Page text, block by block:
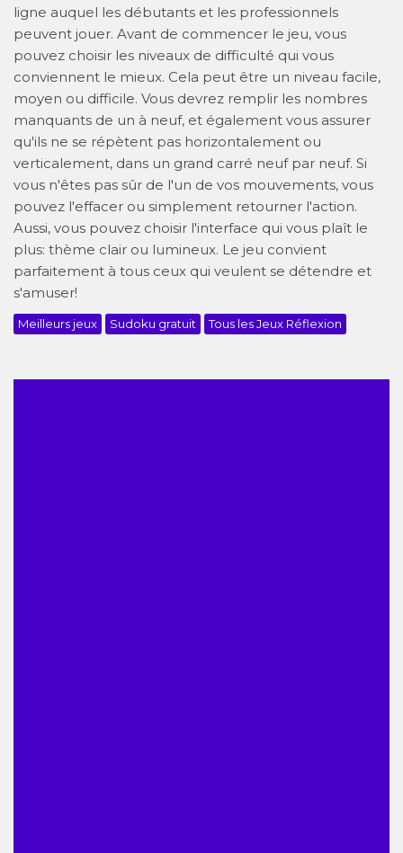
ligne auquel les débutants et les professionnels
peuvent jouer. Avant de commencer le jeu, vous
pouvez choisir les niveaux de difficulté qui vous
conviennent le mieux. Cela peut être un niveau facile,
moyen ou difficile. Vous devrez remplir les nombres
manquants de un à neuf, et également vous assurer
qu'ils ne se répètent pas horizontalement ou
verticalement, dans un grand carré neuf par neuf. Si
vous n'êtes pas sûr de l'un de vos mouvements, vous
pouvez l'effacer ou simplement retourner l'action.
Aussi, vous pouvez choisir l'interface qui vous plaît le
plus: thème clair ou lumineux. Le jeu convient
parfaitement à tous ceux qui veulent se détendre et
s'amuser!
Meilleurs jeux Sudoku gratuit Tous les Jeux Réflexion